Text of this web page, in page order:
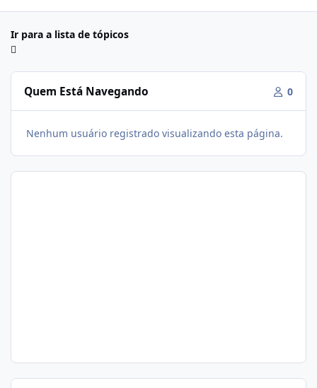
Ir para a lista de tópicos
Quem Está Navegando 0
Nenhum usuário registrado visualizando esta página.